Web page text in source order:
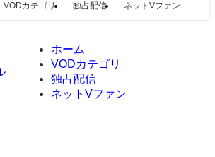
VODカテゴリ 独占配信 ネットVファン
ホーム
VODカテゴリ
独占配信
ネットVファン